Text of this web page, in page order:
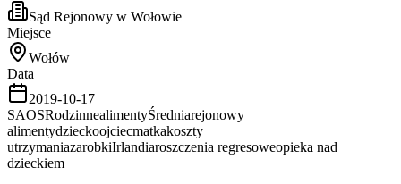
Sąd Rejonowy w Wołowie
Miejsce
Wołów
Data
2019-10-17
SAOSRodzinnealimentyŚredniarejonowy
alimentydzieckoojciecmatkakoszty
utrzymaniazarobkiIrlandiaroszczenia regresoweopieka nad
dzieckiem